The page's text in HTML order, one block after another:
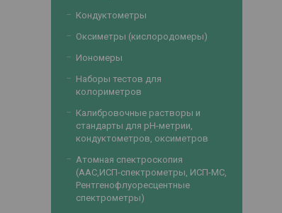
Кондуктометры
Оксиметры (кислородомеры)
Иономеры
Наборы тестов для
колориметров
Калибровочные растворы и
стандарты для рН-метрии,
кондуктометров, оксиметров
Атомная спектроскопия
(ААС,ИСП-спектрометры, ИСП-МС,
Рентгенофлуоресцентные
спектрометры)